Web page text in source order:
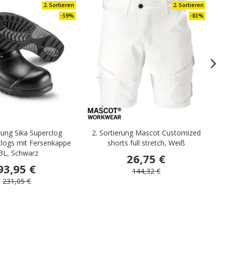
2. Sortieren
-59%
Sika Superclog
mit Fersenkappe
Schwarz
€
231,05 €
2. Sortieren
-81%
2. Sortierung Mascot Customized
shorts full stretch, Weiß
26,75 €
144,32 €